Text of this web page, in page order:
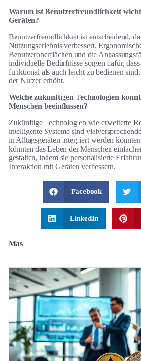
Warum ist Benutzerfreundlichkeit
Geräten?
Benutzerfreundlichkeit ist entscheidend, da
Nutzungserlebnis verbessert.
Benutzeroberflächen und die
individuelle Bedürfnisse sorgen dafür,
funktional als auch leicht zu bedienen
der Nutzer erhöht.
Welche zukünftigen Technologien
Menschen beeinflussen?
Zukünftige Technologien wie erweiterte
intelligente Systeme sind
in Alltagsgeräten integriert werden
könnten das Leben der Menschen
gestalten, indem sie personalisierte
Interaktion mit Geräten verbessern.
Facebook
LinkedIn
Mas